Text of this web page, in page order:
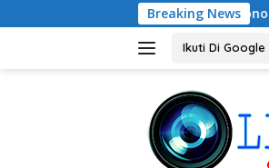
ke
Breaking News
Riyono Bahas Stabilitas Harga
Ikuti Di Google